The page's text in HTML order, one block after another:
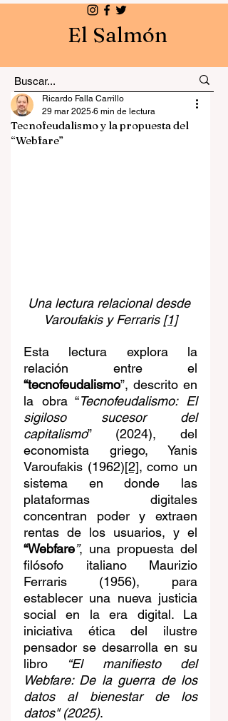
El Salmón
Tecnofeudalismo y la propuesta del
“Webfare”
Ricardo Falla Carrillo
29 mar 2025 6 min de lectura
Una lectura relacional desde
Varoufakis y Ferraris [1]
Esta lectura explora la
“tecnofeudalismo”, descrito en
la obra “Tecnofeudalismo: El
sigiloso sucesor del
capitalismo” (2024), del
economista griego, Yanis
Varoufakis (1962)[2], como un
sistema en donde las
plataformas digitales
concentran poder y extraen
“Webfare”, una propuesta del
filósofo italiano Maurizio
Ferraris (1956), para
establecer una nueva justicia
social en la era digital. La
iniciativa ética del ilustre
pensador se desarrolla en su
libro
“El manifiesto del
Webfare: De la guerra de los
datos al bienestar de los
datos" (2025).